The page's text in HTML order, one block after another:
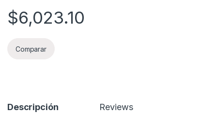
$6,023.10
Comparar
Descripción Reviews